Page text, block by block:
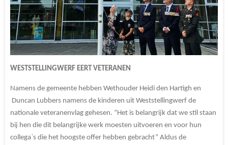
WESTSTELLINGWERF EERT VETERANEN
Namens de gemeente hebben Wethouder Heidi den Hartigh en
Duncan Lubbers namens de kinderen uit Weststellingwerf de
nationale veteranenvlag gehesen. “Het is belangrijk dat we stil staan
bij hen die dit belangrijke werk moesten uitvoeren en voor hun
collega`s die het hoogste offer hebben gebracht” Aldus de